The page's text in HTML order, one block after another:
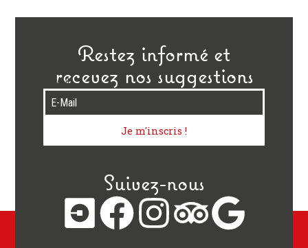
Restez informé et
recevez nos suggestions
E-Mail
Je m'inscris !
Suivez-nous